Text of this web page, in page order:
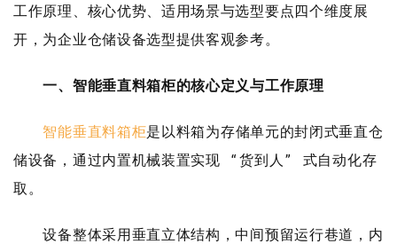
工作原理、核心优势、适用场景与选型要点四个维度展
开，为企业仓储设备选型提供客观参考。
一、智能垂直料箱柜的核心定义与工作原理
智能垂直料箱柜是以料箱为存储单元的封闭式垂直仓
储设备，通过内置机械装置实现 “货到人” 式自动化存
取。
设备整体采用垂直立体结构，中间预留运行巷道，内